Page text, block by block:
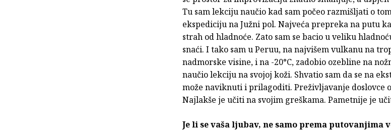
Tu sam lekciju naučio kad sam počeo razmišljati o
ekspediciju na Južni pol. Najveća prepreka na putu
strah od hladnoće. Zato sam se bacio u veliku
snaći. I tako sam u Peruu, na najvišem vulkanu na
nadmorske visine, i na -20°C, zadobio ozebline na
naučio lekciju na svojoj koži. Shvatio sam da se na
može naviknuti i prilagoditi. Preživljavanje doslovce
Najlakše je učiti na svojim greškama. Pametnije je
Je li se vaša ljubav, ne samo prema putovanjima